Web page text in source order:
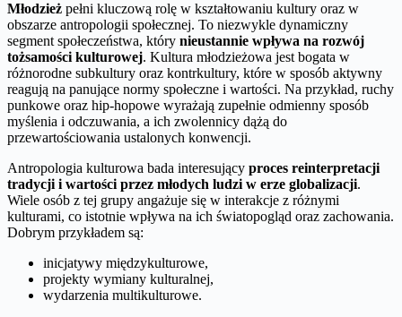
Młodzież pełni kluczową rolę w kształtowaniu kultury oraz w
obszarze antropologii społecznej. To niezwykle dynamiczny
segment społeczeństwa, który nieustannie wpływa na rozwój
tożsamości kulturowej. Kultura młodzieżowa jest bogata w
różnorodne subkultury oraz kontrkultury, które w sposób aktywny
reagują na panujące normy społeczne i wartości. Na przykład, ruchy
punkowe oraz hip-hopowe wyrażają zupełnie odmienny sposób
myślenia i odczuwania, a ich zwolennicy dążą do
przewartościowania ustalonych konwencji.
Antropologia kulturowa bada interesujący proces reinterpretacji
tradycji i wartości przez młodych ludzi w erze globalizacji.
Wiele osób z tej grupy angażuje się w interakcje z różnymi
kulturami, co istotnie wpływa na ich światopogląd oraz zachowania.
Dobrym przykładem są:
inicjatywy międzykulturowe,
projekty wymiany kulturalnej,
wydarzenia multikulturowe.